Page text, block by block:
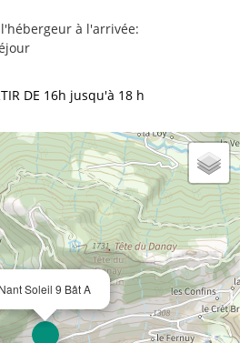
à l'arrivée:
DE 16h jusqu'à 18 h
Nant Soleil 9 Bât A